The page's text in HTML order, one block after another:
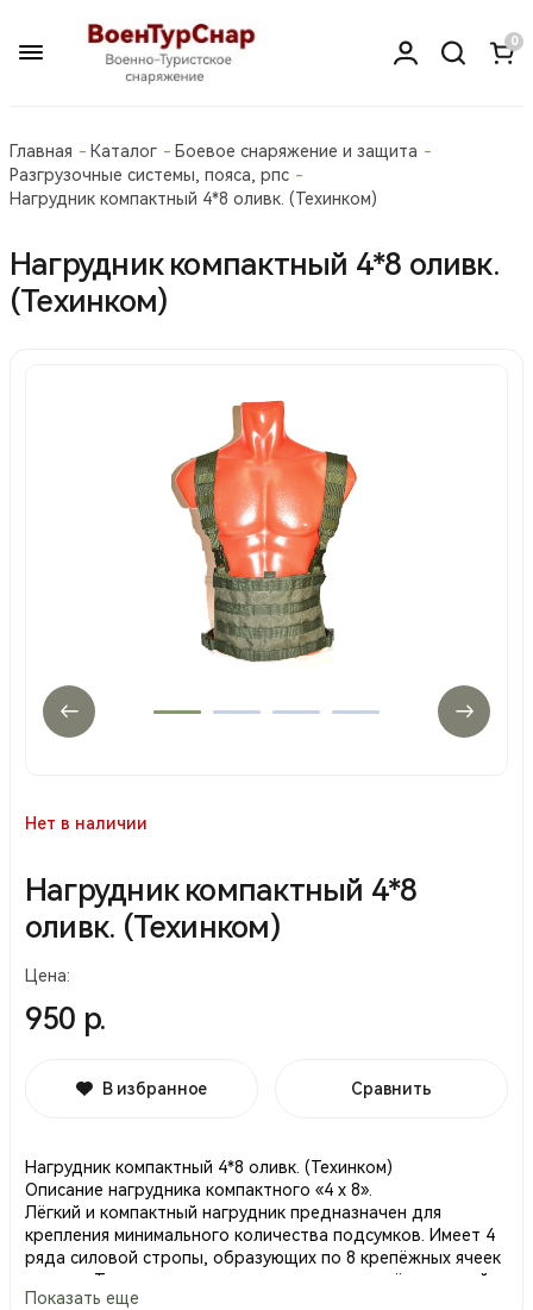
0
Главная Каталог
Боевое снаряжение и защита
Разгрузочные системы, пояса, рпс
Нагрудник компактный 4*8 оливк. (Техинком)
Нагрудник компактный 4*8 оливк.
(Техинком)
Нет в наличии
Нагрудник компактный 4*8
оливк. (Техинком)
Цена:
950 р.
В избранное Сравнить
Нагрудник компактный 4*8 оливк. (Техинком)
Описание нагрудника компактного «4 х 8».
Лёгкий и компактный нагрудник предназначен для
крепления минимального количества подсумков. Имеет 4
ряда силовой стропы, образующих по 8 крепёжных ячеек
каждая. Так же, имеет дополнительные крепёжные ячейки
на плечевых лямках. Основа нагрудника представляет из
Показать еще